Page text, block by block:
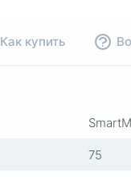
Как купить
75